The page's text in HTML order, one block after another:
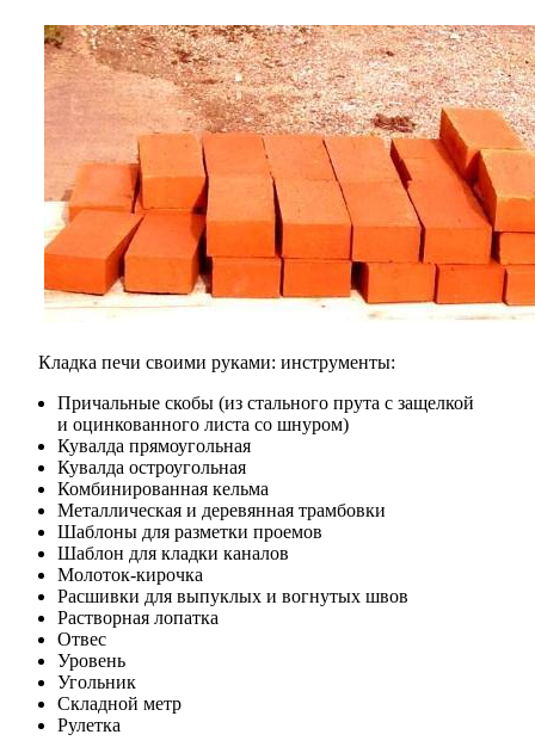
Кладка печи своими руками: инструменты:
Причальные скобы (из стального прута с защелкой
и оцинкованного листа со шнуром)
Кувалда прямоугольная
Кувалда остроугольная
Комбинированная кельма
Металлическая и деревянная трамбовки
Шаблоны для разметки проемов
Шаблон для кладки каналов
Молоток-кирочка
Расшивки для выпуклых и вогнутых швов
Растворная лопатка
Отвес
Уровень
Угольник
Складной метр
Рулетка